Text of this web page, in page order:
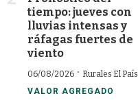
tiempo: jueves con
lluvias intensas y
ráfagas fuertes de
viento
06/08/2026 · Rurales El País
VALOR AGREGADO